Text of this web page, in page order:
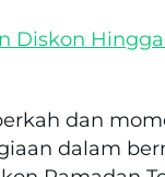
Diskon
dan
dalam